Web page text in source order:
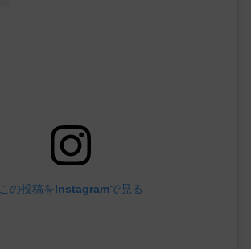
この投稿をInstagramで見る